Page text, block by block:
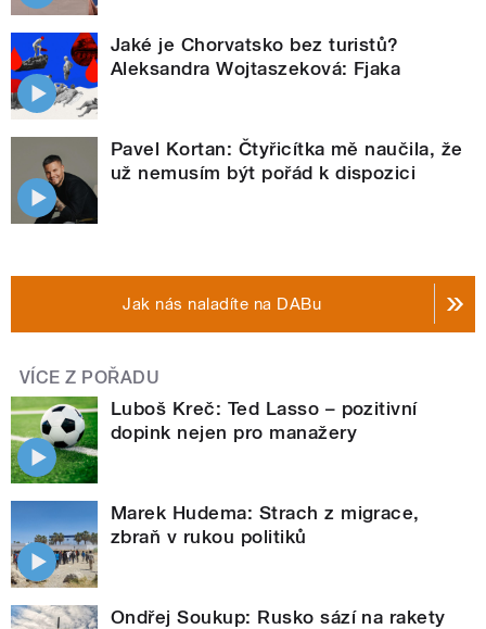
Jaké je Chorvatsko bez turistů?
Aleksandra Wojtaszeková: Fjaka
Pavel Kortan: Čtyřicítka mě naučila, že
už nemusím být pořád k dispozici
Jak nás naladíte na DABu
VÍCE Z POŘADU
Luboš Kreč: Ted Lasso – pozitivní
dopink nejen pro manažery
Marek Hudema: Strach z migrace,
zbraň v rukou politiků
Ondřej Soukup: Rusko sází na rakety